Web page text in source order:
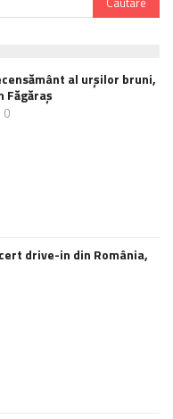
al urșilor bruni,
Făgăraș
0
drive-in din România,